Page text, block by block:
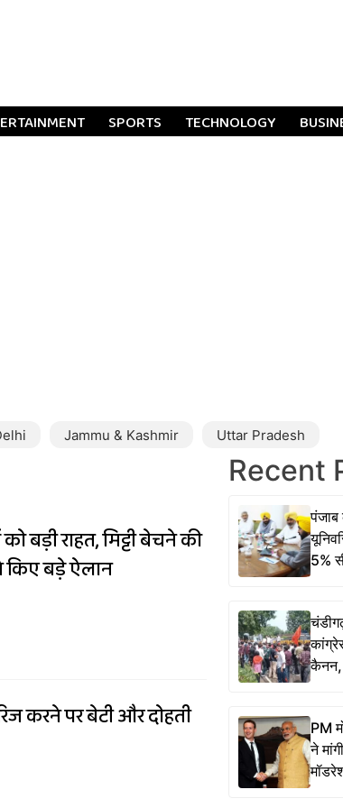
SPORTS TECHNOLOGY
Jammu & Kashmir Uttar Pradesh
बड़ी राहत, मिट्टी बेचने की
किए बड़े ऐलान
करने पर बेटी और दोहती
Recent
5%
कैनन,
PM
ने